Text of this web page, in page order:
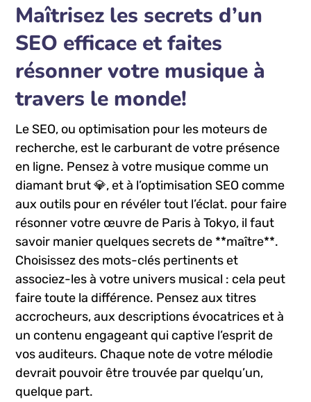
Maîtrisez les secrets d’un
SEO efficace ⁤et faites
résonner votre ‌musique à
travers le ⁣monde!
Le SEO, ou optimisation pour les moteurs de
recherche, est le⁣ carburant de votre présence
en ligne. Pensez‌ à votre musique comme ⁣un
diamant brut 💎, et à l’optimisation SEO comme
aux ⁢outils​ pour en révéler tout l’éclat. pour faire
résonner votre œuvre⁢ de ‍Paris ⁢à Tokyo, ⁢il faut
savoir manier quelques secrets de **maître**.
Choisissez des mots-clés pertinents et
associez-les‍ à votre univers musical : cela peut
faire toute la différence. Pensez aux titres
accrocheurs, aux descriptions évocatrices et à
⁤un contenu engageant ‌qui ‌captive⁣ l’esprit de
vos auditeurs. Chaque note de votre mélodie
devrait pouvoir être trouvée par quelqu’un, ​
quelque part.